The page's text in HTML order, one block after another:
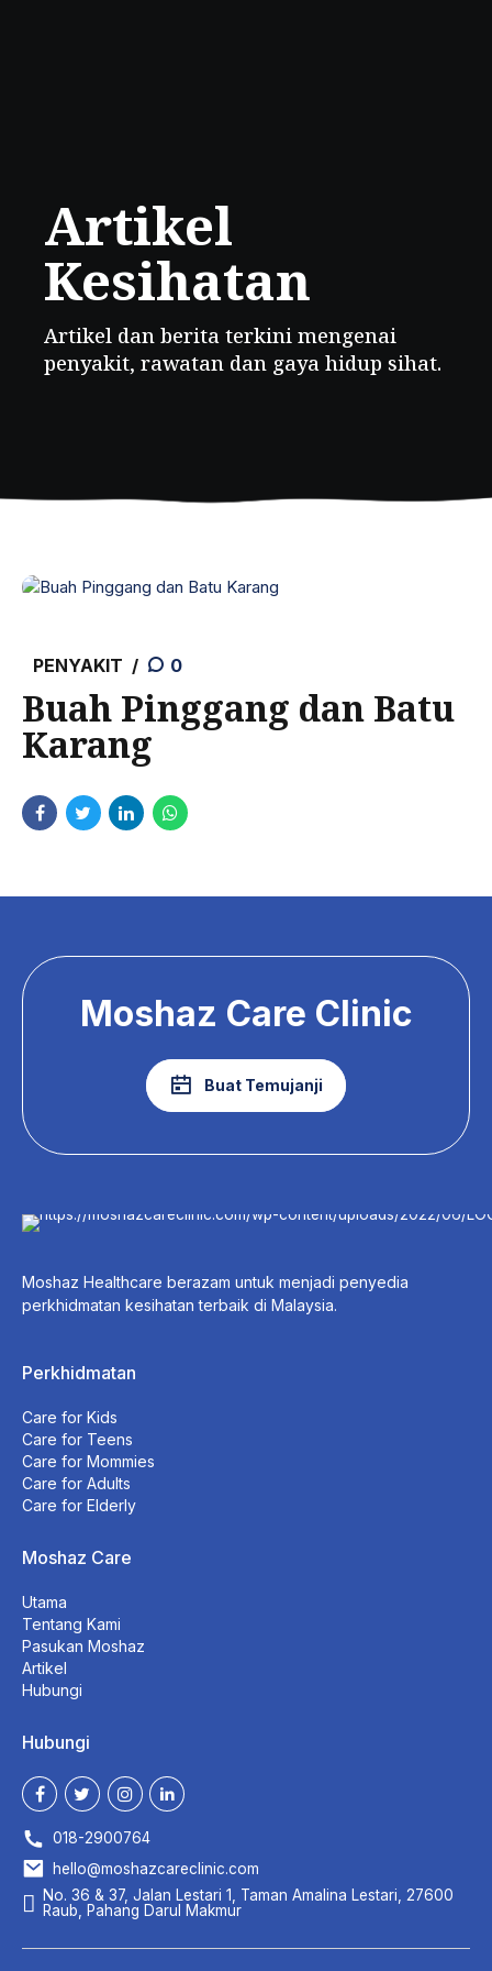
Artikel
Kesihatan
Artikel dan berita terkini mengenai
penyakit, rawatan dan gaya hidup sihat.
PENYAKIT 0
Buah Pinggang dan Batu
Karang
Moshaz Care Clinic
Buat Temujanji
Moshaz Healthcare berazam untuk menjadi penyedia
perkhidmatan kesihatan terbaik di Malaysia.
Perkhidmatan
Care for Kids
Care for Teens
Care for Mommies
Care for Adults
Care for Elderly
Moshaz Care
Utama
Tentang Kami
Pasukan Moshaz
Artikel
Hubungi
Hubungi
018-2900764
hello@moshazcareclinic.com
No. 36 & 37, Jalan Lestari 1, Taman Amalina Lestari, 27600
Raub, Pahang Darul Makmur